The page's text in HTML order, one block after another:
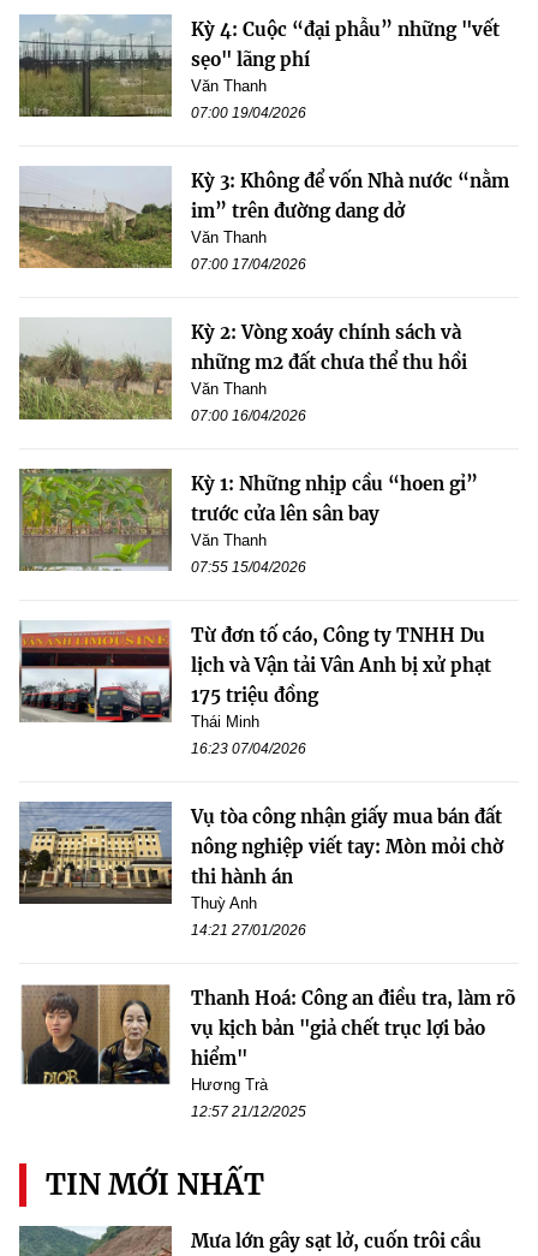
Kỳ 4: Cuộc “đại phẫu” những "vết
sẹo" lãng phí
Văn Thanh
07:00 19/04/2026
Kỳ 3: Không để vốn Nhà nước “nằm
im” trên đường dang dở
Văn Thanh
07:00 17/04/2026
Kỳ 2: Vòng xoáy chính sách và
những m2 đất chưa thể thu hồi
Văn Thanh
07:00 16/04/2026
Kỳ 1: Những nhịp cầu “hoen gỉ”
trước cửa lên sân bay
Văn Thanh
07:55 15/04/2026
Từ đơn tố cáo, Công ty TNHH Du
lịch và Vận tải Vân Anh bị xử phạt
175 triệu đồng
Thái Minh
16:23 07/04/2026
Vụ tòa công nhận giấy mua bán đất
nông nghiệp viết tay: Mòn mỏi chờ
thi hành án
Thuỳ Anh
14:21 27/01/2026
Thanh Hoá: Công an điều tra, làm rõ
vụ kịch bản "giả chết trục lợi bảo
hiểm"
Hương Trà
12:57 21/12/2025
TIN MỚI NHẤT
Mưa lớn gây sạt lở, cuốn trôi cầu